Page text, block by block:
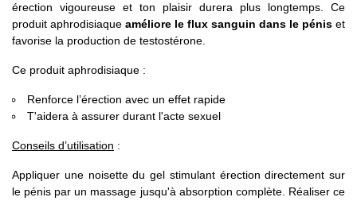
érection vigoureuse et ton plaisir durera plus longtemps. Ce
produit aphrodisiaque améliore le flux sanguin dans le pénis et
favorise la production de testostérone.
Ce produit aphrodisiaque :
Renforce l’érection avec un effet rapide
T'aidera à assurer durant l'acte sexuel
Conseils d’utilisation :
Appliquer une noisette du gel stimulant érection directement sur
le pénis par un massage jusqu'à absorption complète. Réaliser ce